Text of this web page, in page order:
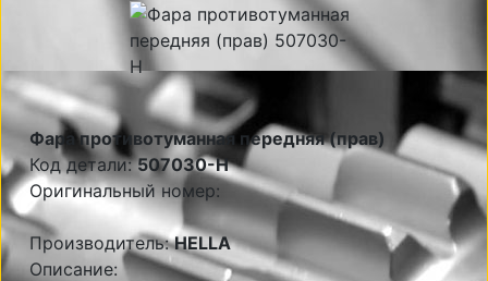
Фара противотуманная передняя (прав)
Код детали:507030-H
Оригинальный номер:
Производитель:HELLA
Описание: